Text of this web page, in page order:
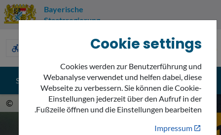
Bayerische
Staatsregierung
Umweltnavigator
accessible_forward
menu
Menü
search
Suche
©
Cookie settings
Cookies werden zur Benutzerführung und
Webanalyse verwendet und helfen dabei, diese
Webseite zu verbessern. Sie können die Cookie-
Einstellungen jederzeit über den Aufruf in der
Fußzeile öffnen und die Einstellungen bearbeiten.
Impressum